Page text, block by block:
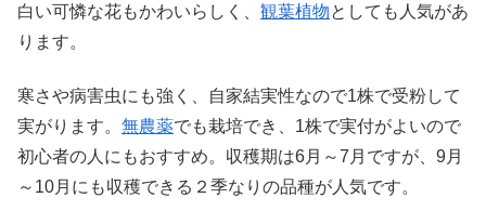
白い可憐な花もかわいらしく、 観葉植物としても人気があ
ります。
寒さや病害虫にも強く、自家結実性なので1株で受粉して
実がります。 無農薬でも栽培でき、1株で実付がよいので
初心者の人にもおすすめ。収穫期は6月～7月ですが、9月
～10月にも収穫できる２季なりの品種が人気です。